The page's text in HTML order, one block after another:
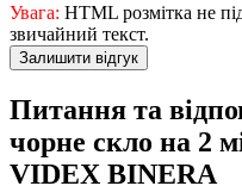
Увага: HTML розмітка не
звичайний текст.
Залишити відгук
Питання та
чорне скло на 2
VIDEX BINERA